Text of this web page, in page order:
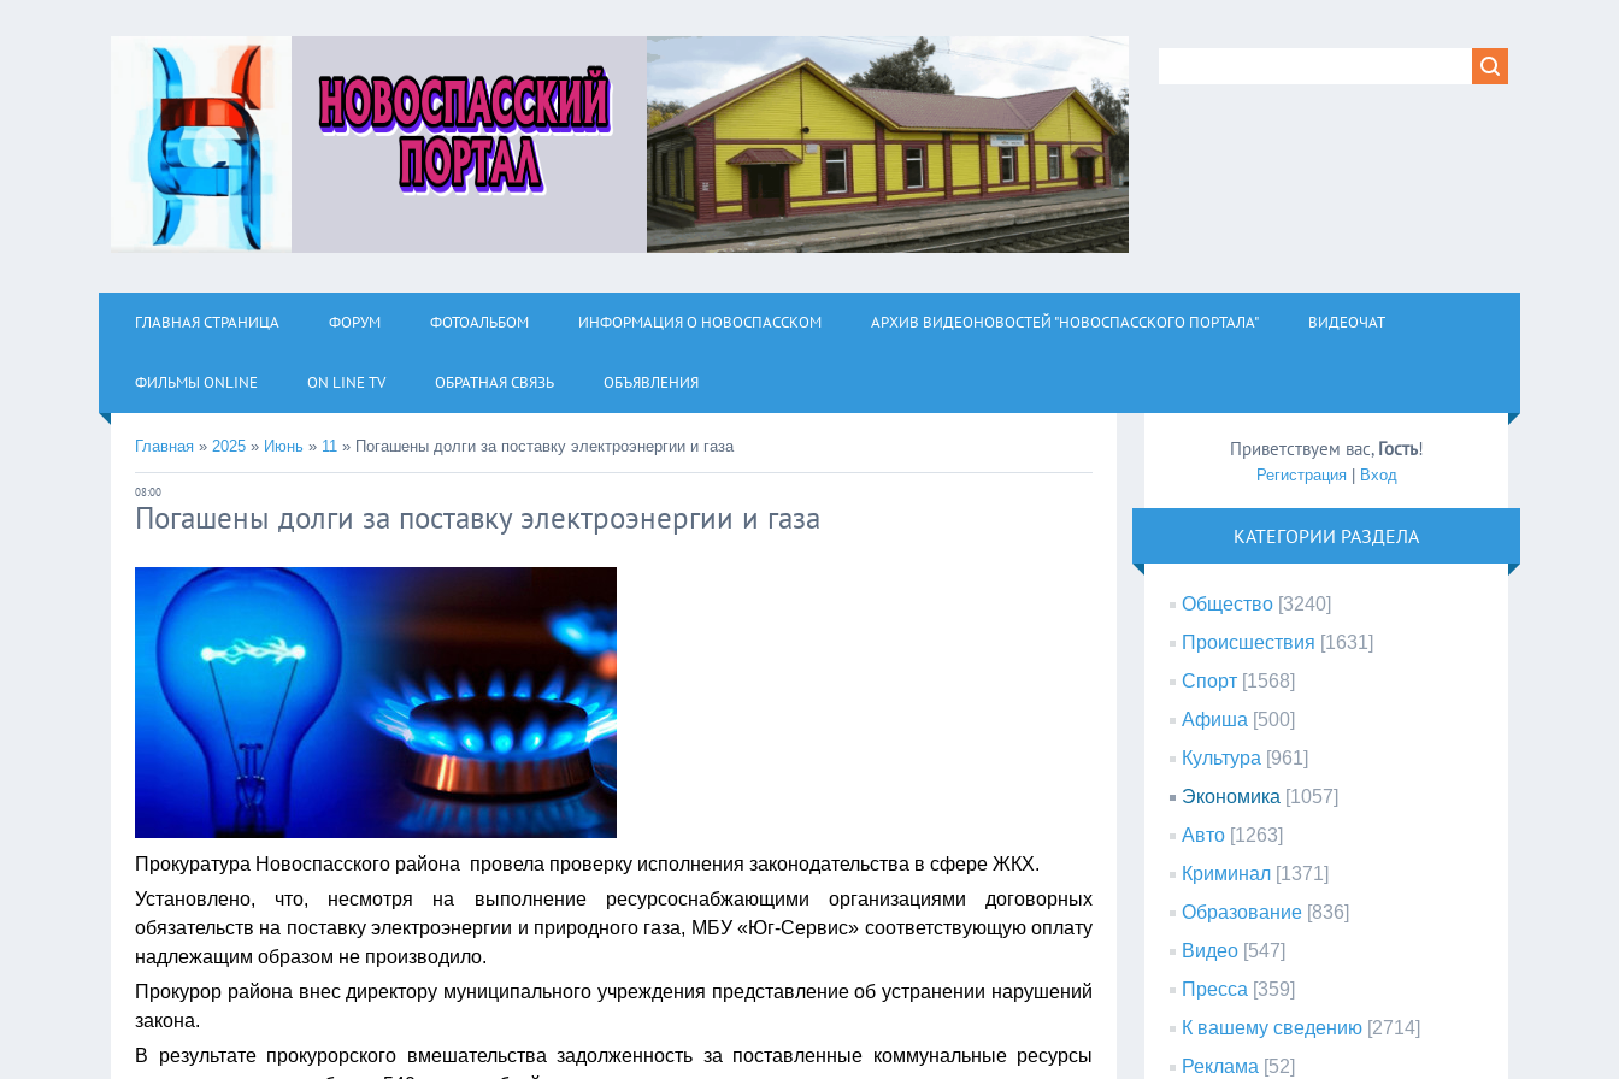
ГЛАВНАЯ СТРАНИЦА ФОРУМ ФОТОАЛЬБОМ ИНФОРМАЦИЯ О НОВОСПАССКОМ АРХИВ ВИДЕОНОВОСТЕЙ "НОВОСПАССКОГО ПОРТАЛА" ВИДЕОЧАТ
ФИЛЬМЫ ОNLINE ON LINE TV ОБРАТНАЯ СВЯЗЬ ОБЪЯВЛЕНИЯ
Главная » 2025 » Июнь » 11 » Погашены долги за поставку электроэнергии и газа
08:00
Погашены долги за поставку электроэнергии и газа
Прокуратура Новоспасского района провела проверку исполнения законодательства в сфере ЖКХ.
Установлено, что, несмотря на выполнение ресурсоснабжающими организациями договорных
обязательств на поставку электроэнергии и природного газа, МБУ «Юг-Сервис» соответствующую оплату
надлежащим образом не производило.
Прокурор района внес директору муниципального учреждения представление об устранении нарушений
закона.
В результате прокурорского вмешательства задолженность за поставленные коммунальные ресурсы
Приветствуем вас, Гость!
Регистрация| Вход
КАТЕГОРИИ РАЗДЕЛА
Общество [3240]
Происшествия [1631]
Спорт [1568]
Афиша [500]
Культура [961]
Экономика [1057]
Авто [1263]
Криминал [1371]
Образование [836]
Видео [547]
Пресса [359]
К вашему сведению [2714]
Реклама [52]